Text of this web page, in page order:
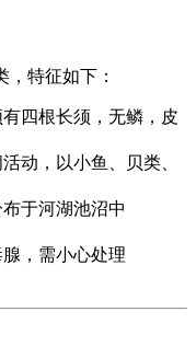
，特征如下：
四根长须，无鳞，皮
动，以小鱼、贝类、
于河湖池沼中
，需小心处理